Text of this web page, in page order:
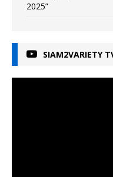
2025”
SIAM2VARIETY